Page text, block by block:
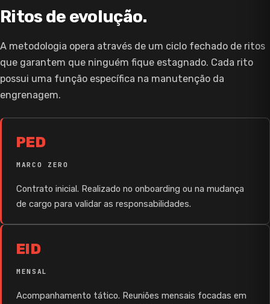
Ritos de evolução.
A metodologia opera através de um ciclo fechado de ritos
que garantem que ninguém fique estagnado. Cada rito
possui uma função específica na manutenção da
engrenagem.
PED
MARCO ZERO
Contrato inicial. Realizado no onboarding ou na mudança
de cargo para validar as responsabilidades.
EID
MENSAL
Acompanhamento tático. Reuniões mensais focadas em